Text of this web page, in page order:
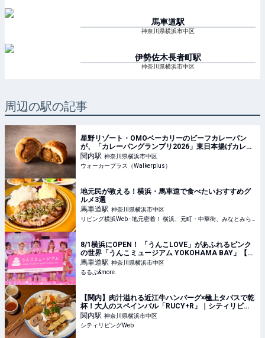
馬車道駅
神奈川県横浜市中区
伊勢佐木長者町駅
神奈川県横浜市中区
周辺の駅の記事
星野リゾート・OMOベーカリーのビーフカレーパン
が、「カレーパングランプリ2026」東日本揚げカレー
パン部門で金賞を受賞！｜ウォーカープラス
関内駅 神奈川県横浜市中区
ウォーカープラス（Walkerplus）
地元民が教える！横浜・馬車道で食べたいおすすめグ
ルメ3選
馬車道駅 神奈川県横浜市中区
8/1横浜にOPEN！ 「うんこLOVE」があふれるピンク
の世界「うんこミュージアム YOKOHAMA BAY」【#
編集部のおでかけキロク】｜るるぶ&more.
馬車道駅 神奈川県横浜市中区
るるぶ&more.
【関内】肉汁溢れる近江牛ハンバーグ×極上タパスで乾
杯！大人のスペインバル「RUCY+R」｜シティリビン
グWeb
関内駅 神奈川県横浜市中区
シティリビングWeb